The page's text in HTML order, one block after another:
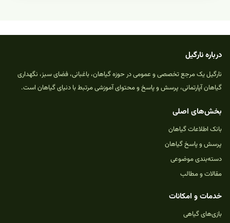
درباره نارگیل
نارگیل یک مرجع تخصصی و عمومی در حوزه گیاهان، باغبانی، فضای سبز، نگهداری
گیاهان آپارتمانی، پرسش و پاسخ و محتوای آموزشی مرتبط با دنیای گیاهان است.
بخش‌های اصلی
بانک اطلاعات گیاهان
پرسش و پاسخ گیاهان
دسته‌بندی موضوعی
مقالات و مطالب
خدمات و امکانات
بازی‌های گیاهی